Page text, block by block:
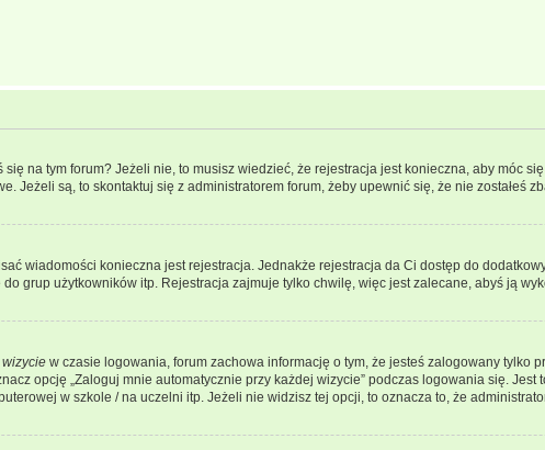
na tym forum? Jeżeli nie, to musisz wiedzieć, że rejestracja jest konieczna, aby móc
Jeżeli są, to skontaktuj się z administratorem forum, żeby upewnić się, że nie zostałeś
wiadomości konieczna jest rejestracja. Jednakże rejestracja da Ci dostęp do
grup użytkowników itp. Rejestracja zajmuje tylko chwilę, więc jest zalecane, abyś ją
w czasie logowania, forum zachowa informację o tym, że jesteś zalogowany tylko
opcję „Zaloguj mnie automatycznie przy każdej wizycie” podczas logowania się.
w szkole / na uczelni itp. Jeżeli nie widzisz tej opcji, to oznacza to, że